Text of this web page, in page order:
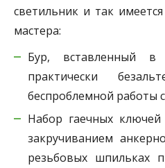
светильник и так
мастера:
Бур, вставленный в
практически
беспроблемной работы
Набор гаечных
закручиванием
резьбовых шпильках